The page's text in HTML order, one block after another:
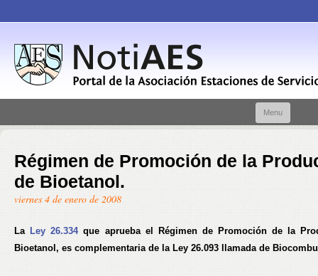
Menu
Régimen de Promoción de la
de Bioetanol.
viernes 4 de enero de 2008
La Ley 26.334que aprueba el Régimen de Promoción de la
Bioetanol, es complementaria de la Ley 26.093 llamada de